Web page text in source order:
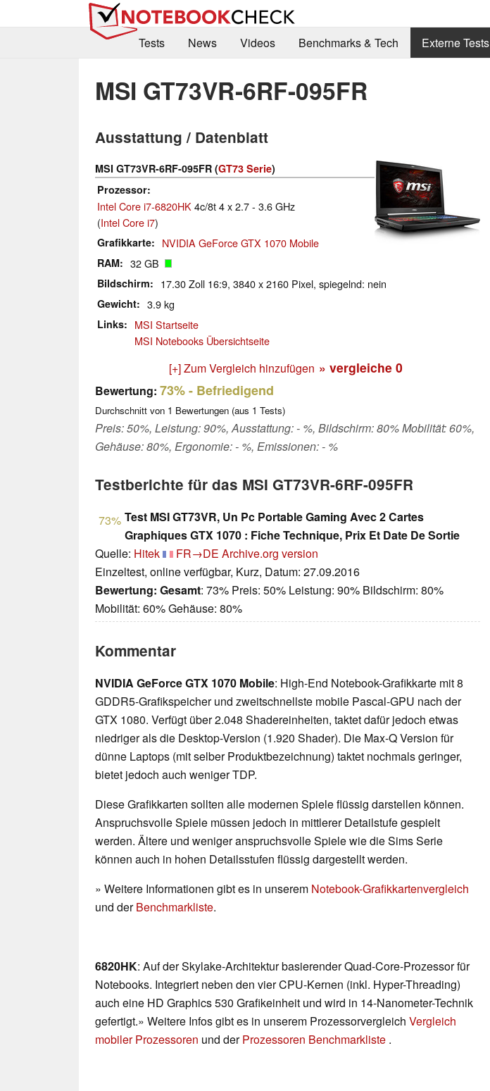
Tests
News Videos Benchmarks & Tech Externe Tests
MSI GT73VR-6RF-095FR
Ausstattung / Datenblatt
MSI GT73VR-6RF-095FR (GT73 Serie)
Prozessor
Intel Core i7-6820HK4c/8t 4 x 2.7 - 3.6 GHz
(Intel Core i7)
Grafikkarte NVIDIA GeForce GTX 1070 Mobile
RAM 32 GB
Bildschirm 17.30 Zoll 16:9, 3840 x 2160 Pixel, spiegelnd: nein
Gewicht 3.9 kg
Links
MSI Startseite
MSI Notebooks Übersichtseite
[+] Zum Vergleich hinzufügen » vergleiche 0
Bewertung: 73%- Befriedigend
Durchschnitt von 1 Bewertungen (aus 1 Tests)
Preis: 50%, Leistung: 90%, Ausstattung: - %, Bildschirm: 80% Mobilität: 60%,
Gehäuse: 80%, Ergonomie: - %, Emissionen: - %
Testberichte für das MSI GT73VR-6RF-095FR
73% Test MSI GT73VR, Un Pc Portable Gaming Avec 2 Cartes
Graphiques GTX 1070 : Fiche Technique, Prix Et Date De Sortie
Quelle: Hitek FR→DE Archive.org version
Einzeltest, online verfügbar, Kurz, Datum: 27.09.2016
Bewertung: Gesamt: 73% Preis: 50% Leistung: 90% Bildschirm: 80%
Mobilität: 60% Gehäuse: 80%
Kommentar
NVIDIA GeForce GTX 1070 Mobile: High-End Notebook-Grafikkarte mit 8
GDDR5-Grafikspeicher und zweitschnellste mobile Pascal-GPU nach der
GTX 1080. Verfügt über 2.048 Shadereinheiten, taktet dafür jedoch etwas
niedriger als die Desktop-Version (1.920 Shader). Die Max-Q Version für
dünne Laptops (mit selber Produktbezeichnung) taktet nochmals geringer,
bietet jedoch auch weniger TDP.
Diese Grafikkarten sollten alle modernen Spiele flüssig darstellen können.
Anspruchsvolle Spiele müssen jedoch in mittlerer Detailstufe gespielt
werden. Ältere und weniger anspruchsvolle Spiele wie die Sims Serie
können auch in hohen Detailsstufen flüssig dargestellt werden.
» Weitere Informationen gibt es in unserem Notebook-Grafikkartenvergleich
und derBenchmarkliste.
6820HK: Auf der Skylake-Architektur basierender Quad-Core-Prozessor für
Notebooks. Integriert neben den vier CPU-Kernen (inkl. Hyper-Threading)
auch eine HD Graphics 530 Grafikeinheit und wird in 14-Nanometer-Technik
gefertigt.» Weitere Infos gibt es in unserem Prozessorvergleich Vergleich
mobiler Prozessoren und derProzessoren Benchmarkliste .